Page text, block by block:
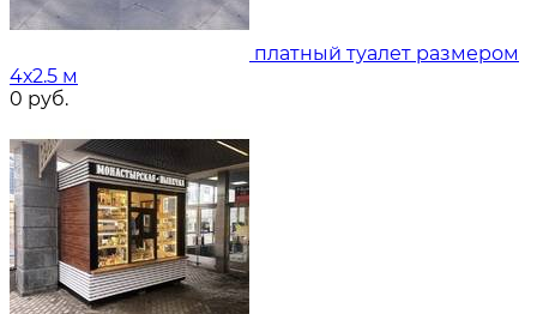
платный туалет размером
4х2.5 м
0 руб.